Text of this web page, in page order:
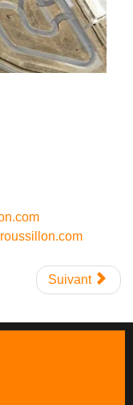
Suivant